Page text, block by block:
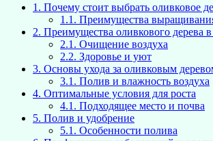
1. Почему стоит выбрать оливковое
1.1. Преимущества
2. Преимущества оливкового дерева в
2.1. Очищение воздуха
2.2. Здоровье и уют
3. Основы ухода за оливковым
3.1. Полив и влажность воздуха
4. Оптимальные условия для роста
4.1. Подходящее место и почва
5. Полив и удобрение
5.1. Особенности полива